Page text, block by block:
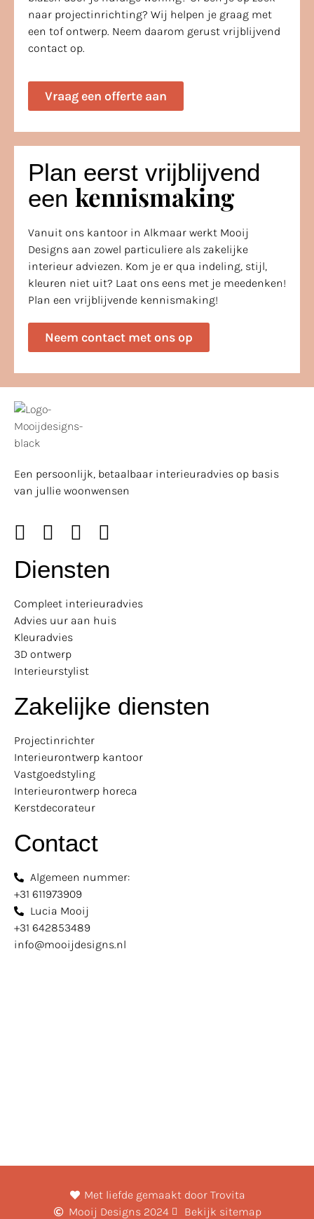
naar projectinrichting? Wij helpen je graag met
een tof ontwerp. Neem daarom gerust vrijblijvend
contact op.
Vraag een offerte aan
Plan eerst vrijblijvend
een kennismaking
Vanuit ons kantoor in Alkmaar werkt Mooij
Designs aan zowel particuliere als zakelijke
interieur adviezen. Kom je er qua indeling, stijl,
kleuren niet uit? Laat ons eens met je meedenken!
Plan een vrijblijvende kennismaking!
Neem contact met ons op
Een persoonlijk, betaalbaar interieuradvies op basis
van jullie woonwensen
Diensten
Compleet interieuradvies
Advies uur aan huis
Kleuradvies
3D ontwerp
Interieurstylist
Zakelijke diensten
Projectinrichter
Interieurontwerp kantoor
Vastgoedstyling
Interieurontwerp horeca
Kerstdecorateur
Contact
Algemeen nummer:
+31 611973909
Lucia Mooij
+31 642853489
info@mooijdesigns.nl
Met liefde gemaakt door Trovita
Mooij Designs 2024
Bekijk sitemap